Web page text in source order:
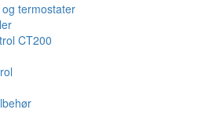
termostater
CT200